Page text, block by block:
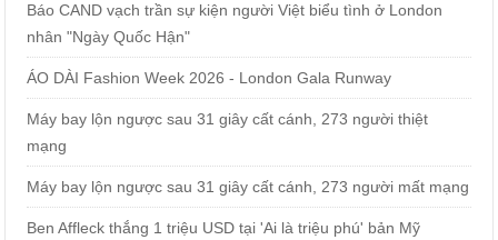
Báo CAND vạch trần sự kiện người Việt biểu tình ở London
nhân "Ngày Quốc Hận"
ÁO DÀI Fashion Week 2026 - London Gala Runway
Máy bay lộn ngược sau 31 giây cất cánh, 273 người thiệt
mạng
Máy bay lộn ngược sau 31 giây cất cánh, 273 người mất mạng
Ben Affleck thắng 1 triệu USD tại 'Ai là triệu phú' bản Mỹ